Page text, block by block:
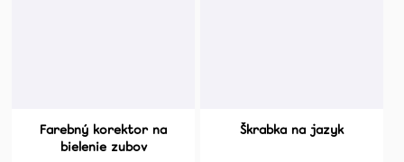
Farebný korektor na
bielenie zubov
Škrabka na jazyk